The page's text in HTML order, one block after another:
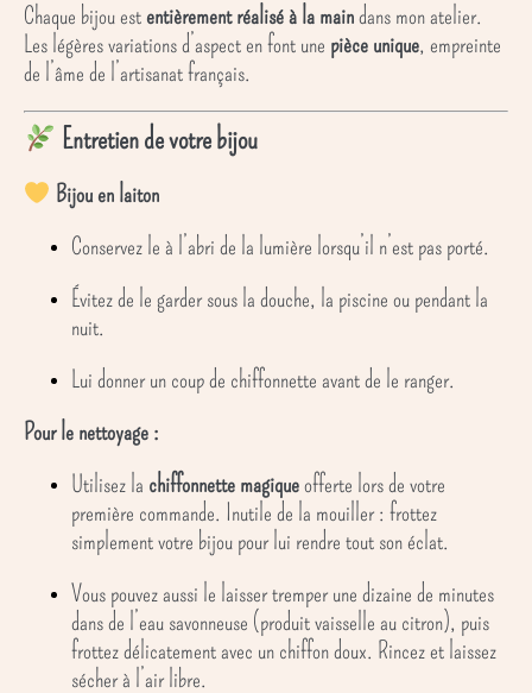
Chaque bijou estentièrement réalisé à la maindans mon atelier.
Les légères variations d’aspect en font une pièce unique, empreinte
de l’âme de l’artisanat français.
Entretien de votre bijou
Bijou en laiton
Conservez le à l’abri de la lumière lorsqu’il n’est pas porté.
Évitez de le garder sous la douche, la piscine ou pendant la
nuit.
Lui donner un coup de chiffonnette avant de le ranger.
Pour le nettoyage :
Utilisez la chiffonnette magiqueofferte lors de votre
première commande. Inutile de la mouiller : frottez
simplement votre bijou pour lui rendre tout son éclat.
Vous pouvez aussi le laisser tremper une dizaine de minutes
dans de l’eau savonneuse (produit vaisselle au citron), puis
frottez délicatement avec un chiffon doux. Rincez et laissez
sécher à l’air libre.